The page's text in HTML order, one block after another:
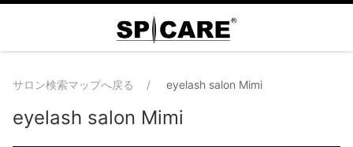
サロン検索マップへ戻る eyelash salon Mimi
eyelash salon Mimi